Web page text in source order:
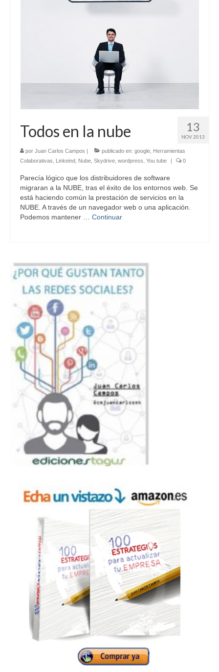
13
NOV 2013
Todos en la nube
por Juan Carlos Campos | publicado en: google Herramientas
Colaborativas
Linkeind Nube Skydrive wordpress You tube | 0
Parecía lógico que los distribuidores de software
migraran a la NUBE, tras el éxito de los entornos web. Se
está haciendo común la prestación de servicios en la
NUBE. A través de un navegador web o una aplicación.
Podemos mantener … Continuar